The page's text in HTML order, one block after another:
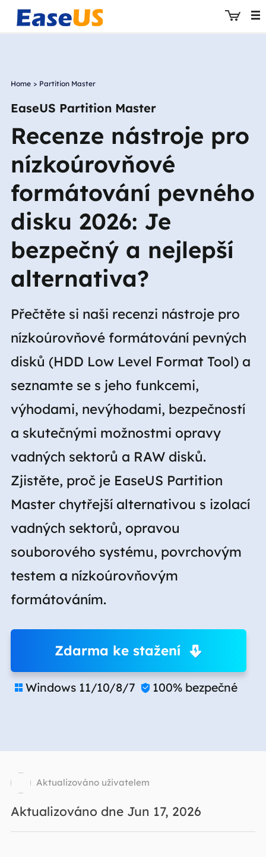
Home > Partition Master
EaseUS Partition Master
Recenze nástroje pro
nízkoúrovňové
formátování pevného
disku 2026: Je
bezpečný a nejlepší
alternativa?
Přečtěte si naši recenzi nástroje pro
nízkoúrovňové formátování pevných
disků (HDD Low Level Format Tool) a
seznamte se s jeho funkcemi,
výhodami, nevýhodami, bezpečností
a skutečnými možnostmi opravy
vadných sektorů a RAW disků.
Zjistěte, proč je EaseUS Partition
Master chytřejší alternativou s izolací
vadných sektorů, opravou
souborového systému, povrchovým
testem a nízkoúrovňovým
formátováním.
Zdarma ke stažení
 Windows 11/10/8/7  100% bezpečné
Aktualizováno uživatelem
Aktualizováno dne Jun 17, 2026